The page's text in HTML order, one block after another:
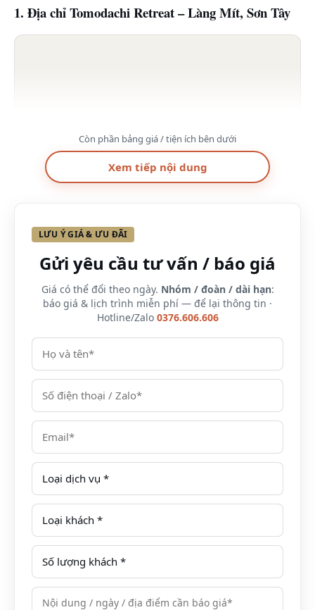
1. Địa chỉ Tomodachi Retreat – Làng Mít, Sơn Tây
2. Giới thiệu Tomodachi Retreat – Làng Mít, Sơn
Cùng không gian thư giãn của Tomodachi Retreat là
ngày. Chế độ ăn uống thực dưỡng cùng với những bài
tập vận động, massage bấm huyệt cổ truyền của gia
đình là những liệu pháp thư giãn đặc biệt, nhanh
cảm hứng mới cả về thể chất lẫn tinh thần.
Tomodachi Retreat là nơi bạn rút lui lại khỏi bộn bề xã
hội, những lo toan thường nhật. Và bạn “trốn” vào
làng để tĩnh tâm, thư giãn, nạp lại năng lượng tích
cực cho bản thân mình.
Còn phần bảng giá / tiện ích bên dưới
Xem tiếp nội dung
LƯU Ý GIÁ & ƯU ĐÃI
Gửi yêu cầu tư vấn / báo giá
Giá có thể đổi theo ngày. Nhóm / đoàn / dài hạn:
báo giá & lịch trình miễn phí — để lại thông tin ·
Hotline/Zalo 0376.606.606